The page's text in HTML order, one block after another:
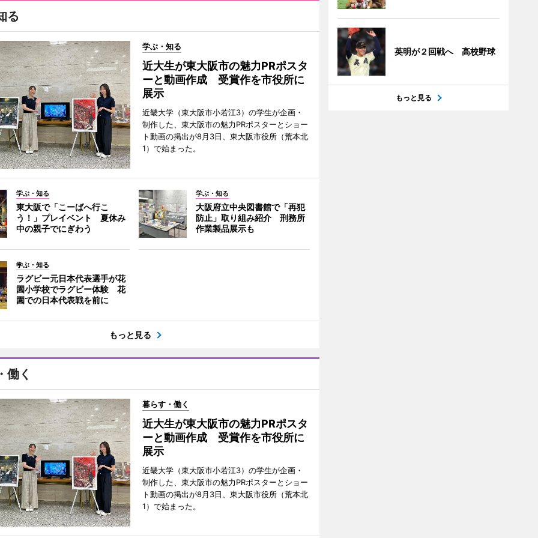
る
学ぶ・知る
近大生が東大阪市の魅力PRポスタ
ーと動画作成 受賞作を市役所に
展示
近畿大学（東大阪市小若江3）の学生が企画・
制作した、東大阪市の魅力PRポスターとショー
ト動画の掲出が8月3日、東大阪市役所（荒本北
1）で始まった。
学ぶ・知る
東大阪で「こーばへ行こ
う！」プレイベント 夏休み
中の親子でにぎわう
学ぶ・知る
大阪府立中央図書館で「再犯
防止」取り組み紹介 刑務所
作業製品展示も
学ぶ・知る
ラグビー元日本代表選手が花
園小学校でラグビー体験 花
園での日本代表戦を前に
もっと見る
働く
暮らす・働く
近大生が東大阪市の魅力PRポスタ
ーと動画作成 受賞作を市役所に
展示
近畿大学（東大阪市小若江3）の学生が企画・
制作した、東大阪市の魅力PRポスターとショー
ト動画の掲出が8月3日、東大阪市役所（荒本北
1）で始まった。
英明が２回戦へ 高校野球
もっと見る